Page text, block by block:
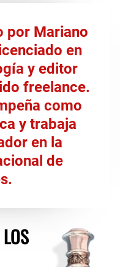
por Mariano
en
y editor
freelance.
como
y trabaja
en la
de